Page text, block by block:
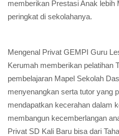
materinya.
memberikan Prestasi Anak lebih
peringkat di sekolahanya.
Mengenal Privat GEMPI Guru
Kerumah memberikan pelatihan
pembelajaran Mapel Sekolah